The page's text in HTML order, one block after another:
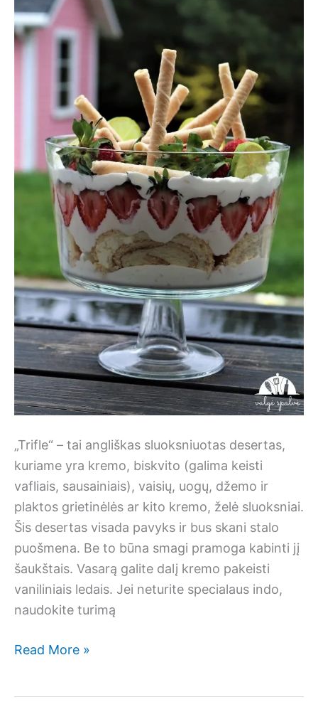
„Trifle“ – tai angliškas sluoksniuotas desertas,
kuriame yra kremo, biskvito (galima keisti
vafliais, sausainiais), vaisių, uogų, džemo ir
plaktos grietinėlės ar kito kremo, želė sluoksniai.
Šis desertas visada pavyks ir bus skani stalo
puošmena. Be to būna smagi pramoga kabinti jį
šaukštais. Vasarą galite dalį kremo pakeisti
vaniliniais ledais. Jei neturite specialaus indo,
naudokite turimą
„Trifle”
Read More »